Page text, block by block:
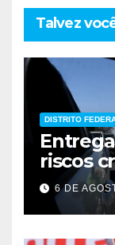
Talvez
DISTRITO
riscos
de6 DE